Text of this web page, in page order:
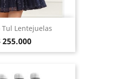
Tul Lentejuelas
255.000